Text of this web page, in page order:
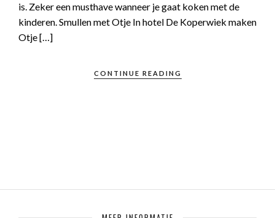
is. Zeker een musthave wanneer je gaat koken met de
kinderen. Smullen met Otje In hotel De Koperwiek maken
Otje […]
CONTINUE READING